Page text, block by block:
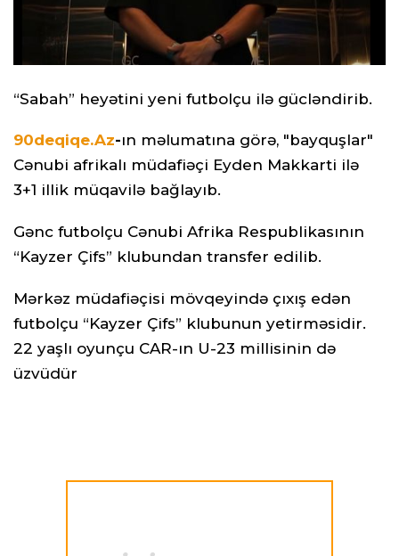
“Sabah” heyətini yeni futbolçu ilə gücləndirib.
90deqiqe.Az-ın məlumatına görə, "bayquşlar"
Cənubi afrikalı müdafiəçi Eyden Makkarti ilə
3+1 illik müqavilə bağlayıb.
Gənc futbolçu Cənubi Afrika Respublikasının
“Kayzer Çifs” klubundan transfer edilib.
Mərkəz müdafiəçisi mövqeyində çıxış edən
futbolçu “Kayzer Çifs” klubunun yetirməsidir.
22 yaşlı oyunçu CAR-ın U-23 millisinin də
üzvüdür